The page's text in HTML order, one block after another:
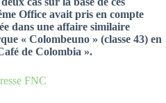
Office avait pris en compte
dans une affaire similaire
« Colombeuno » (classe 43) en
de Colombia ».
FNC